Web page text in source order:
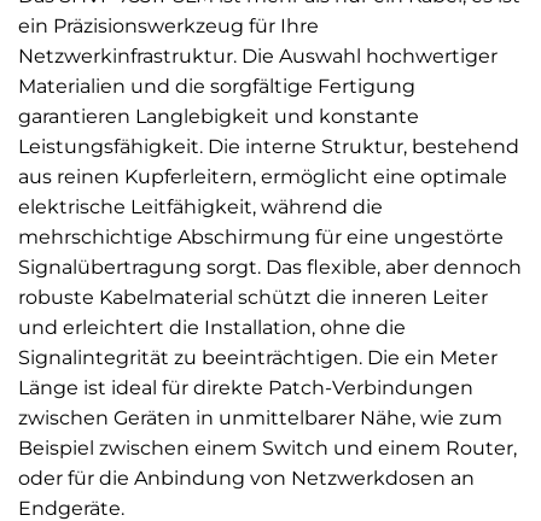
ein Präzisionswerkzeug für Ihre
Netzwerkinfrastruktur. Die Auswahl hochwertiger
Materialien und die sorgfältige Fertigung
garantieren Langlebigkeit und konstante
Leistungsfähigkeit. Die interne Struktur, bestehend
aus reinen Kupferleitern, ermöglicht eine optimale
elektrische Leitfähigkeit, während die
mehrschichtige Abschirmung für eine ungestörte
Signalübertragung sorgt. Das flexible, aber dennoch
robuste Kabelmaterial schützt die inneren Leiter
und erleichtert die Installation, ohne die
Signalintegrität zu beeinträchtigen. Die ein Meter
Länge ist ideal für direkte Patch-Verbindungen
zwischen Geräten in unmittelbarer Nähe, wie zum
Beispiel zwischen einem Switch und einem Router,
oder für die Anbindung von Netzwerkdosen an
Endgeräte.